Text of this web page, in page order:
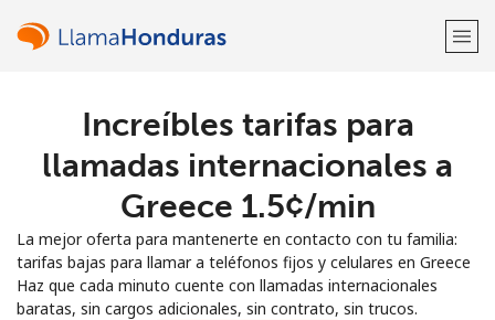
¡Bienvenido!
Regístrate con
Increíbles tarifas para
llamadas internacionales a
Greece ⁦1.5¢⁩/min
La mejor oferta para mantenerte en contacto con tu familia:
tarifas bajas para llamar a teléfonos fijos y celulares en Greece
Haz que cada minuto cuente con llamadas internacionales
baratas, sin cargos adicionales, sin contrato, sin trucos.